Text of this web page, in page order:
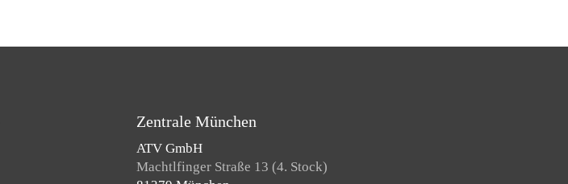
Zentrale München
ATV GmbH
Machtlfinger Straße 13 (4. Stock)